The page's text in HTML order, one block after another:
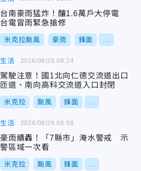
台南豪雨猛炸！釀1.6萬戶大停電
台電冒雨緊急搶修
米克拉颱風 豪雨 鋒面
生活
駕駛注意！國1北向仁德交流道出口
匝道、南向高科交流道入口封閉
米克拉 颱風 鋒面
2026/06/26 08:24
生活
豪雨續轟！「7縣市」淹水警戒 示
警區域一次看
米克拉 颱風 鋒面
2026/06/26 08:08